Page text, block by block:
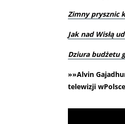
Zimny prysznic
Jak nad Wisłą
Dziura budżetu
»»Alvin
telewizji